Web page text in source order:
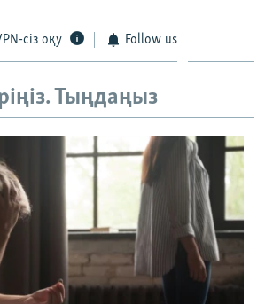
сіз оқу Follow us
Тыңдаңыз